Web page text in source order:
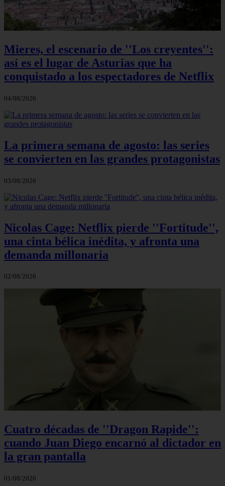
Mieres, el escenario de ''Los creyentes'':
así es el lugar de Asturias que ha
conquistado a los espectadores de Netflix
04/08/2026
La primera semana de agosto: las series
se convierten en las grandes protagonistas
03/08/2026
Nicolas Cage: Netflix pierde ''Fortitude'',
una cinta bélica inédita, y afronta una
demanda millonaria
02/08/2026
Cuatro décadas de ''Dragon Rapide'':
cuando Juan Diego encarnó al dictador en
la gran pantalla
01/08/2026